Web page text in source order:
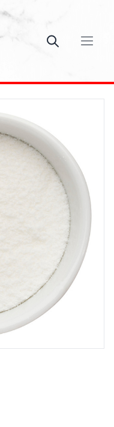
Ouvrir le